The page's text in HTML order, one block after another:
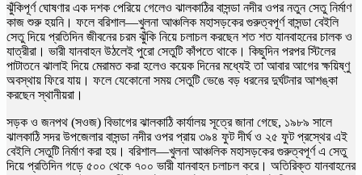
ঝুঁকিপূর্ণ ঘোষণার এক দশক পেরিয়ে গেলেও ঝালকাঠির বাসন্ডা নদীর ওপর নতুন সেতু নির্মাণ
কাজ শুরু হয়নি। ফলে বরিশাল—খুলনা আঞ্চলিক মহাসড়কের গুরুত্বপূর্ণ বাসন্ডা বেইলি
সেতু দিয়ে প্রতিদিন জীবনের চরম ঝুঁকি নিয়ে চলাচল করছেন শত শত যানবাহনের চালক ও
যাত্রীরা। ভারী যানবাহন উঠলেই পুরো সেতুটি কাঁপতে থাকে। কিছুদিন পরপর স্টিলের
পাটাতনে ঝালাই দিয়ে মেরামত করা হলেও কয়েক দিনের মধ্যেই তা আবার আগের ক্ষয়িষ্ণু
অবস্থায় ফিরে যায়। ফলে যেকোনো সময় সেতুটি ভেঙে বড় ধরনের দুর্ঘটনার আশঙ্কা
করছেন স্থানীয়রা।
সড়ক ও জনপথ (সওজ) বিভাগের ঝালকাঠি কার্যালয় সূত্রে জানা গেছে, ১৯৮৯ সালে
ঝালকাঠি সদর উপজেলার বাসন্ডা নদীর ওপর প্রায় ৩৯৪ ফুট দীর্ঘ ও ২৫ ফুট প্রস্থের এই
বেইলি সেতুটি নির্মাণ করা হয়। বরিশাল—খুলনা আঞ্চলিক মহাসড়কের গুরুত্বপূর্ণ এ সেতু
দিয়ে প্রতিদিন গড়ে ৫০০ থেকে ৭০০ ভারী যানবাহন চলাচল করে। অতিরিক্ত যানবাহনের